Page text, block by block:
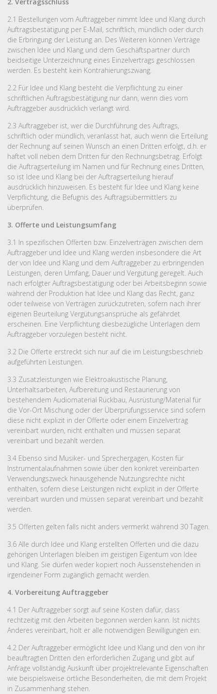
2. Vertragsschluss
2.1 Bestellungen vom Auftraggeber nimmt Idee und Klang durch
Auftragsbestätigung per E-Mail, schriftlich, mündlich oder durch
die Erbringung der Leistung an. Des Weiteren können Verträge
zwischen Idee und Klang und dem Geschäftspartner durch
beidseitige Unterzeichnung eines Einzelvertrags geschlossen
werden. Es besteht kein Kontrahierungszwang.
2.2 Für Idee und Klang besteht die Verpflichtung zu einer
schriftlichen Auftragsbestätigung nur dann, wenn dies vom
Auftraggeber ausdrücklich verlangt wird.
2.3 Auftraggeber ist, wer die Durchführung des Auftrags,
schriftlich oder mündlich, veranlasst hat, auch wenn die Erteilung
der Rechnung auf seinen Wunsch an einen Dritten erfolgt, d.h. er
haftet voll neben dem Dritten für den Rechnungsbetrag. Erfolgt
die Auftragserteilung im Namen und für Rechnung eines Dritten,
so ist Idee und Klang bei der Auftragserteilung hierauf
ausdrücklich hinzuweisen. Es besteht für Idee und Klang keine
Verpflichtung, die Befugnis des Auftragsübermittlers zu
überprüfen.
3. Offerte und Leistungsumfang
3.1 In spezifischen Offerten bzw. Einzelverträgen zwischen dem
Auftraggeber und Idee und Klang werden insbesondere die Art
der von Idee und Klang und dem Auftraggeber zu erbringenden
Leistungen, deren Umfang, Dauer und Vergütung geregelt. Auch
nach erfolgter Auftragsbestätigung oder bei Arbeitsbeginn sowie
während der Produktion hat Idee und Klang das Recht, ganz
oder teilweise von Verträgen zurückzutreten, sofern nach ihrer
eigenen Beurteilung Vergütungsansprüche als gefährdet
erscheinen. Eine Verpflichtung diesbezügliche Unterlagen dem
Auftraggeber vorzulegen besteht nicht.
3.2 Die Offerte erstreckt sich nur auf die im Leistungsbeschrieb
aufgeführten Leistungen.
3.3 Zusatzleistungen wie Elektroakustische Planung,
Unterhaltsarbeiten, Aufbereitung und Restaurierung von
bestehendem Audiomaterial Rückbau, Ausrüstung/Material für
die Vor-Ort Mischung oder der Überprüfungsservice sind sofern
diese nicht explizit in der Offerte oder einem Einzelvertrag
vereinbart wurden, nicht enthalten und müssen separat
vereinbart und bezahlt werden.
3.4 Ebenso sind Musiker- und Sprechergagen, Kosten für
Instrumentalaufnahmen sowie über den konkret vereinbarten
Verwendungszweck hinausgehende Nutzungsrechte nicht
enthalten, sofern diese Leistungen nicht explizit in der Offerte
vereinbart wurden und müssen separat vereinbart und bezahlt
werden.
3.5 Offerten gelten falls nicht anders vermerkt während 30 Tagen.
3.6 Alle durch Idee und Klang erstellten Offerten und die dazu
gehörigen Unterlagen bleiben im geistigen Eigentum von Idee
und Klang. Sie dürfen weder kopiert noch Aussenstehenden in
irgendeiner Form zugänglich gemacht werden.
4. Vorbereitung Auftraggeber
4.1 Der Auftraggeber sorgt auf seine Kosten dafür, dass
rechtzeitig mit den Arbeiten begonnen werden kann. Ist nichts
Anderes vereinbart, holt er alle notwendigen Bewilligungen ein.
4.2 Der Auftraggeber ermöglicht Idee und Klang und den von ihr
beauftragten Dritten den erforderlichen Zugang und gibt auf
Anfrage vollständig Auskunft über projektrelevante Eigenschaften
wie beispielsweise örtliche Besonderheiten, die mit dem Projekt
in Zusammenhang stehen.